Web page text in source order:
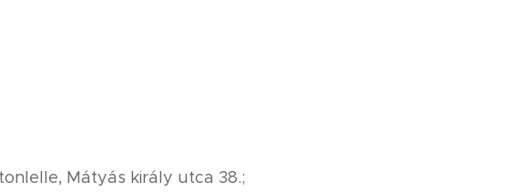
Mátyás király utca 38.;